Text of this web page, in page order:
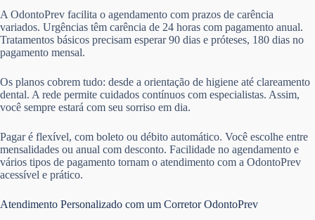
A OdontoPrev facilita o agendamento com prazos de carência
variados. Urgências têm carência de 24 horas com pagamento anual.
Tratamentos básicos precisam esperar 90 dias e próteses, 180 dias no
pagamento mensal.
Os planos cobrem tudo: desde a orientação de higiene até clareamento
dental. A rede permite cuidados contínuos com especialistas. Assim,
você sempre estará com seu sorriso em dia.
Pagar é flexível, com boleto ou débito automático. Você escolhe entre
mensalidades ou anual com desconto. Facilidade no agendamento e
vários tipos de pagamento tornam o atendimento com a OdontoPrev
acessível e prático.
Atendimento Personalizado com um Corretor OdontoPrev